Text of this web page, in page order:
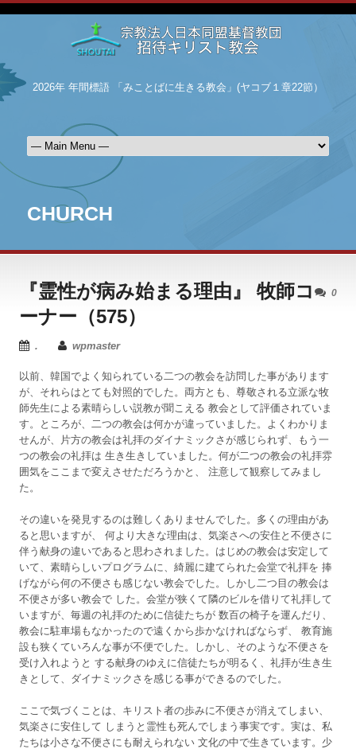
2026年 年間標語 「みことばに生きる教会」(ヤコブ１章22節）
CHURCH
0
『霊性が病み始まる理由』 牧師コ
ーナー（575）
. wpmaster
以前、韓国でよく知られている二つの教会を訪問した事があります
が、それらはとても対照的でした。両方とも、尊敬される立派な牧
師先生による素晴らしい説教が聞こえる 教会として評価されていま
す。ところが、二つの教会は何かが違っていました。よくわかりま
せんが、片方の教会は礼拝のダイナミックさが感じられず、もう一
つの教会の礼拝は 生き生きしていました。何が二つの教会の礼拝雰
囲気をここまで変えさせただろうかと、 注意して観察してみまし
た。
その違いを発見するのは難しくありませんでした。多くの理由があ
ると思いますが、 何より大きな理由は、気楽さへの安住と不便さに
伴う献身の違いであると思わされました。はじめの教会は安定して
いて、素晴らしいプログラムに、綺麗に建てられた会堂で礼拝を 捧
げながら何の不便さも感じない教会でした。しかし二つ目の教会は
不便さが多い教会で した。会堂が狭くて隣のビルを借りて礼拝して
いますが、毎週の礼拝のために信徒たちが 数百の椅子を運んだり、
教会に駐車場もなかったので遠くから歩かなければならず、 教育施
設も狭くていろんな事が不便でした。しかし、そのような不便さを
受け入れようと する献身のゆえに信徒たちが明るく、礼拝が生き生
きとして、ダイナミックさを感じる事ができるのでした。
ここで気づくことは、キリスト者の歩みに不便さが消えてしまい、
気楽さに安住して しまうと霊性も死んでしまう事実です。実は、私
たちは小さな不便さにも耐えられない 文化の中で生きています。少